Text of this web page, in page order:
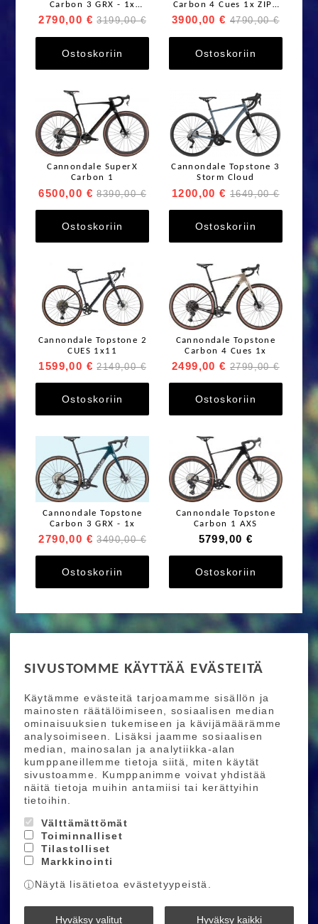
SIVUSTOMME KÄYTTÄÄ EVÄSTEITÄ
Käytämme evästeitä tarjoamamme sisällön ja
mainosten räätälöimiseen, sosiaalisen median
ominaisuuksien tukemiseen ja kävijämäärämme
analysoimiseen. Lisäksi jaamme sosiaalisen
median, mainosalan ja analytiikka-alan
kumppaneillemme tietoja siitä, miten käytät
sivustoamme. Kumppanimme voivat yhdistää
näitä tietoja muihin antamiisi tai kerättyihin
tietoihin.
Välttämättömät
Toiminnalliset
Tilastolliset
Markkinointi
Näytä lisätietoa evästetyypeistä.
Hyväksy valitut Hyväksy kaikki
Carbon 3 GRX - 1x
Moonrock
2790,00 € 3199,00 €
Ostoskoriin
Carbon 4 Cues 1x ZIPP
303
3900,00 € 4790,00 €
Ostoskoriin
Cannondale SuperX
Carbon 1
6500,00 € 8390,00 €
Ostoskoriin
Cannondale Topstone 3
Storm Cloud
1200,00 € 1649,00 €
Ostoskoriin
Cannondale Topstone 2
CUES 1x11
1599,00 € 2149,00 €
Ostoskoriin
Cannondale Topstone
Carbon 4 Cues 1x
2499,00 € 2799,00 €
Ostoskoriin
Cannondale Topstone
Carbon 3 GRX - 1x
2790,00 € 3490,00 €
Ostoskoriin
Cannondale Topstone
Carbon 1 AXS
5799,00 €
Ostoskoriin
Ride More – Pyöräkauppa ja pyörähuolto
Helsingissä
TILAA UUTISKIRJEEMME
Tilaamalla uutiskirjeemme saat uusimmat edut
suoraan sähköpostiisi.
Hyväksyn henkilötietojen tallentamisen (
Ride More © 2026